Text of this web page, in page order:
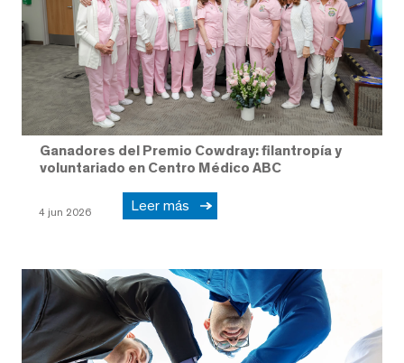
Ganadores del Premio Cowdray: filantropía y
voluntariado en Centro Médico ABC
4 jun 2026 Leer más